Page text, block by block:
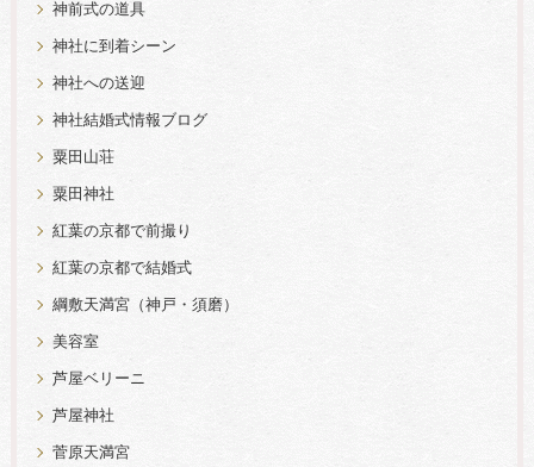
神前式の道具
神社に到着シーン
神社への送迎
神社結婚式情報ブログ
粟田山荘
粟田神社
紅葉の京都で前撮り
紅葉の京都で結婚式
綱敷天満宮（神戸・須磨）
美容室
芦屋ベリーニ
芦屋神社
菅原天満宮